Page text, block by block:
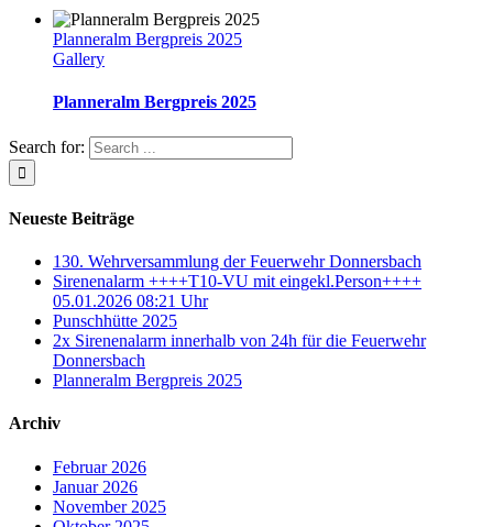
Planneralm Bergpreis 2025
Gallery
Planneralm Bergpreis 2025
Search for:
Neueste Beiträge
130. Wehrversammlung der Feuerwehr Donnersbach
Sirenenalarm ++++T10-VU mit eingekl.Person++++
05.01.2026 08:21 Uhr
Punschhütte 2025
2x Sirenenalarm innerhalb von 24h für die Feuerwehr
Donnersbach
Planneralm Bergpreis 2025
Archiv
Februar 2026
Januar 2026
November 2025